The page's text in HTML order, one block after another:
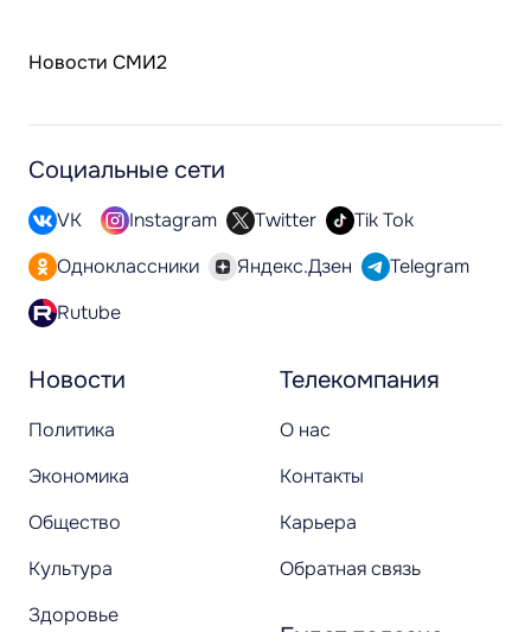
Новости СМИ2
Новости
Политика
Экономика
Общество
Культура
Здоровье
Телекомпания
О нас
Контакты
Карьера
Обратная связь
Социальные сети
VK Instagram Twitter
Tik Tok
Одноклассники
Яндекс.Дзен
Telegram
Rutube